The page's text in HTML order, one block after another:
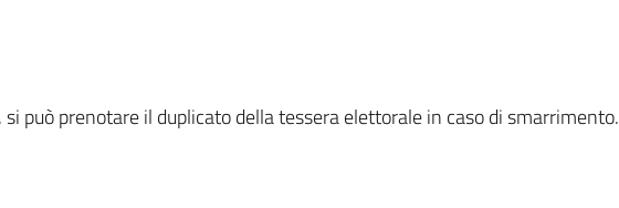
può prenotare il duplicato della tessera elettorale in caso di smarrimento.